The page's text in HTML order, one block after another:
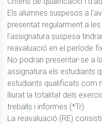
Els alumnes suspesos a
presentat regularment a
l'assignatura suspesa
reavaluació en el període
No podran presentar-se a
assignatura els estudiants
estudiants qualificats com
lliurat la totalitat dels
treballs i informes (*Tr).
La reavaluació (RE)